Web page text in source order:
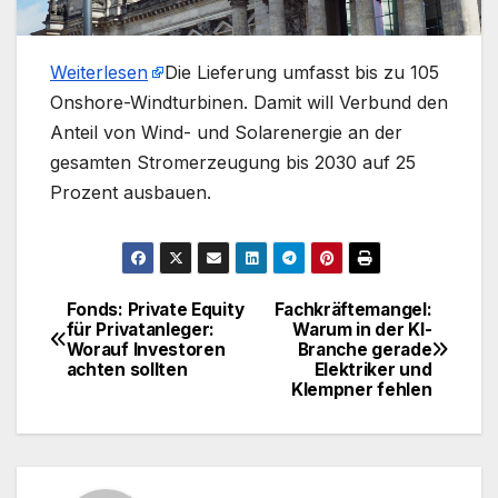
Weiterlesen
​Die Lieferung umfasst bis zu 105
Onshore-Windturbinen. Damit will Verbund den
Anteil von Wind- und Solarenergie an der
gesamten Stromerzeugung bis 2030 auf 25
Prozent ausbauen.
Beitragsnavigation
Fachkräftemangel:
Warum in der KI-
Branche gerade
Elektriker und
Klempner fehlen
Fonds: Private Equity
für Privatanleger:
Worauf Investoren
achten sollten